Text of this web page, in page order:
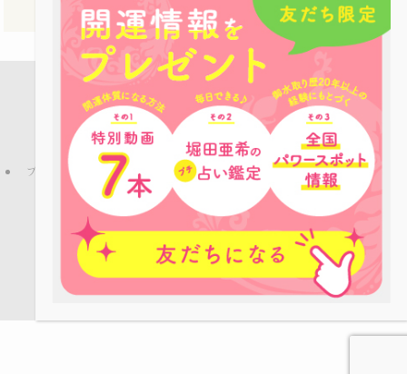
店舗案内 占い鑑定 パワーストーン
お役立ち情報
ピーコックLINE公式アカウントのご紹介
ブログ
プライバシーポリシー
特定商取引法 ご利用規約
お問い合わせ
会社概要
Copyright © パワーストーンカフェPEACOCK All rights reserved.